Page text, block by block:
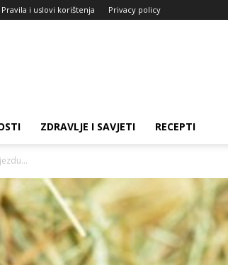
Pravila i uslovi korištenja Privacy policy
ZDRAVLJE I SAVJETI RECEPTI